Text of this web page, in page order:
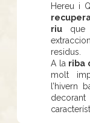
Hereu i
riu que
residus.
A la riba
molt
l’hivern